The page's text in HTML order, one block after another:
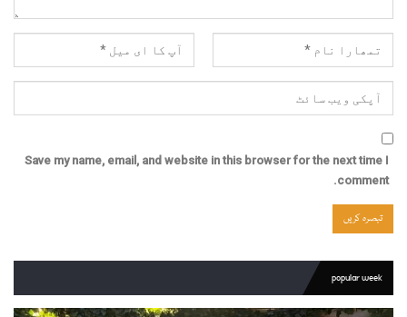
Save my name, email, and website in this browser for the next time I
comment.
popular week